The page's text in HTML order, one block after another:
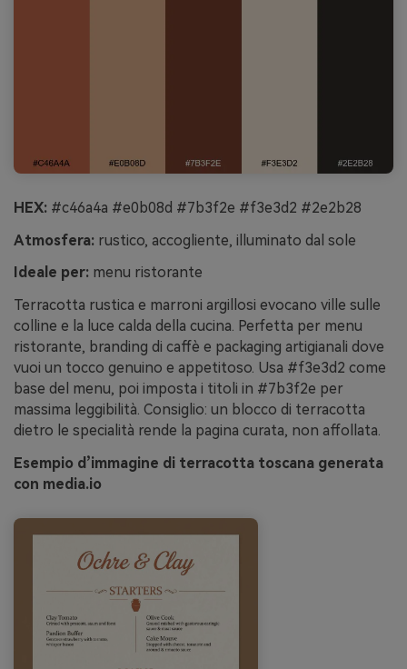
HEX: #c46a4a #e0b08d #7b3f2e #f3e3d2 #2e2b28
Atmosfera: rustico, accogliente, illuminato dal sole
Ideale per: menu ristorante
Terracotta rustica e marroni argillosi evocano ville sulle
colline e la luce calda della cucina. Perfetta per menu
ristorante, branding di caffè e packaging artigianali dove
vuoi un tocco genuino e appetitoso. Usa #f3e3d2 come
base del menu, poi imposta i titoli in #7b3f2e per
massima leggibilità. Consiglio: un blocco di terracotta
dietro le specialità rende la pagina curata, non affollata.
Esempio d’immagine di terracotta toscana generata
con media.io